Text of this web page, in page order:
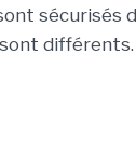
sécurisés
différents.